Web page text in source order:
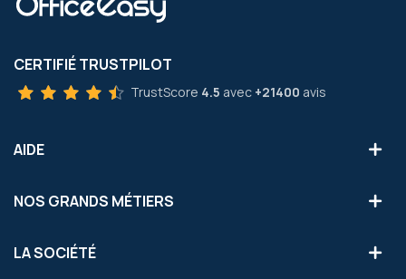
CERTIFIÉ TRUSTPILOT
TrustScore 4.5 avec +21400 avis
AIDE
NOS GRANDS MÉTIERS
LA SOCIÉTÉ